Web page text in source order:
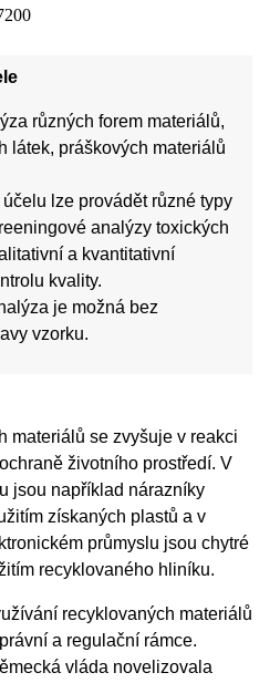
různých forem materiálů,
látek, práškových materiálů
lze provádět různé typy
analýzy toxických
a kvantitativní
kvality.
je možná bez
vzorku.
materiálů se zvyšuje v reakci
životního prostředí. V
jsou například nárazníky
získaných plastů a v
průmyslu jsou chytré
recyklovaného hliníku.
recyklovaných materiálů
a regulační rámce.
vláda novelizovala